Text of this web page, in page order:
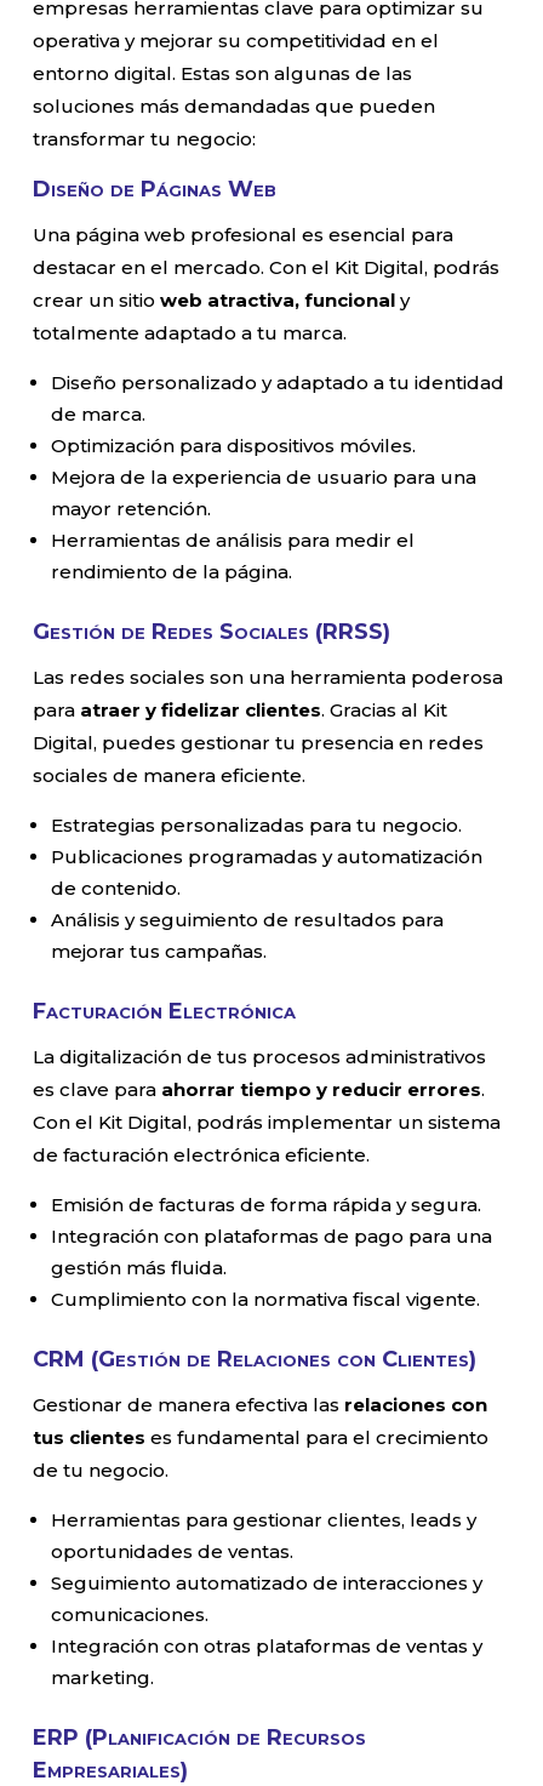
empresas herramientas clave para optimizar su
operativa y mejorar su competitividad en el
entorno digital. Estas son algunas de las
soluciones más demandadas que pueden
transformar tu negocio:
Diseño de Páginas Web
Una página web profesional es esencial para
destacar en el mercado. Con el Kit Digital, podrás
crear un sitioweb atractiva, funcional y
totalmente adaptado a tu marca.
Diseño personalizado y adaptado a tu identidad
de marca.
Optimización para dispositivos móviles.
Mejora de la experiencia de usuario para una
mayor retención.
Herramientas de análisis para medir el
rendimiento de la página.
Gestión de Redes Sociales (RRSS)
Las redes sociales son una herramienta poderosa
para atraer y fidelizar clientes. Gracias al Kit
Digital, puedes gestionar tu presencia en redes
sociales de manera eficiente.
Estrategias personalizadas para tu negocio.
Publicaciones programadas y automatización
de contenido.
Análisis y seguimiento de resultados para
mejorar tus campañas.
Facturación Electrónica
La digitalización de tus procesos administrativos
es clave para ahorrar tiempo y reducir errores.
Con el Kit Digital, podrás implementar un sistema
de facturación electrónica eficiente.
Emisión de facturas de forma rápida y segura.
Integración con plataformas de pago para una
gestión más fluida.
Cumplimiento con la normativa fiscal vigente.
CRM (Gestión de Relaciones con Clientes)
Gestionar de manera efectiva las relaciones con
tus clientes es fundamental para el crecimiento
de tu negocio.
Herramientas para gestionar clientes, leads y
oportunidades de ventas.
Seguimiento automatizado de interacciones y
comunicaciones.
Integración con otras plataformas de ventas y
marketing.
ERP (Planificación de Recursos
Empresariales)